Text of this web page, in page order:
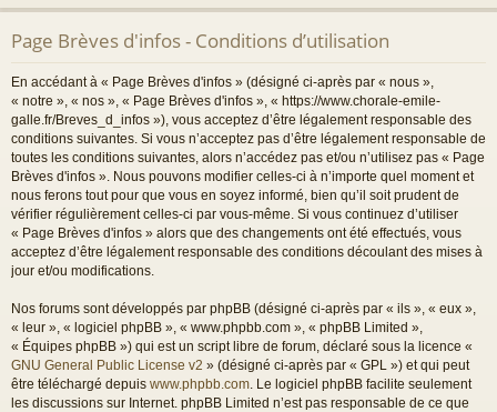
m
s
xi
Page Brèves d'infos - Conditions d’utilisation
En accédant à « Page Brèves d'infos » (désigné ci-après par « nous »,
« notre », « nos », « Page Brèves d'infos », « https://www.chorale-emile-
galle.fr/Breves_d_infos »), vous acceptez d’être légalement responsable des
conditions suivantes. Si vous n’acceptez pas d’être légalement responsable de
toutes les conditions suivantes, alors n’accédez pas et/ou n’utilisez pas « Page
Brèves d'infos ». Nous pouvons modifier celles-ci à n’importe quel moment et
nous ferons tout pour que vous en soyez informé, bien qu’il soit prudent de
vérifier régulièrement celles-ci par vous-même. Si vous continuez d’utiliser
« Page Brèves d'infos » alors que des changements ont été effectués, vous
acceptez d’être légalement responsable des conditions découlant des mises à
jour et/ou modifications.
Nos forums sont développés par phpBB (désigné ci-après par « ils », « eux »,
« leur », « logiciel phpBB », « www.phpbb.com », « phpBB Limited »,
« Équipes phpBB ») qui est un script libre de forum, déclaré sous la licence «
GNU General Public License v2 » (désigné ci-après par « GPL ») et qui peut
être téléchargé depuis www.phpbb.com . Le logiciel phpBB facilite seulement
les discussions sur Internet. phpBB Limited n’est pas responsable de ce que